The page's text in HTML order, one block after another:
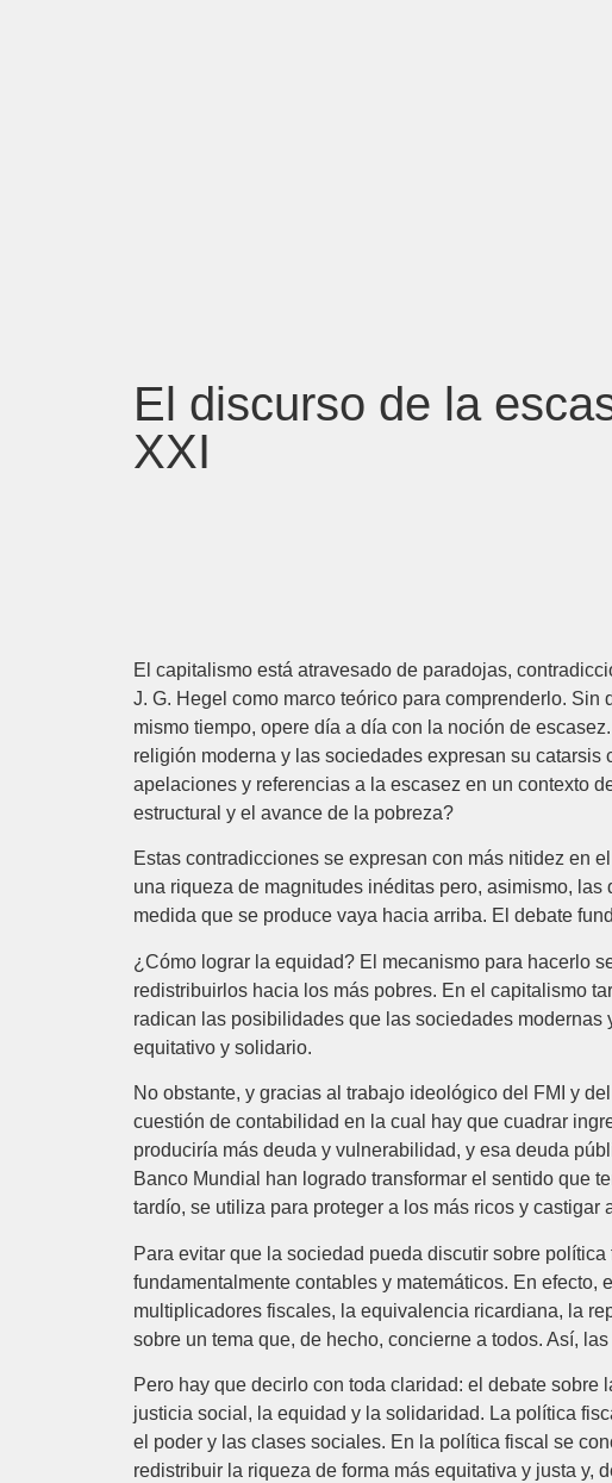
El discurso de la
XXI
El capitalismo está atravesado de paradojas,
J. G. Hegel como marco teórico para comprenderlo.
mismo tiempo, opere día a día con la noción de
religión moderna y las sociedades expresan su
apelaciones y referencias a la escasez en un contexto
estructural y el avance de la pobreza?
Estas contradicciones se expresan con más nitidez en
una riqueza de magnitudes inéditas pero, asimismo,
medida que se produce vaya hacia arriba. El debate
¿Cómo lograr la equidad? El mecanismo para hacerlo
redistribuirlos hacia los más pobres. En el capitalismo
radican las posibilidades que las sociedades
equitativo y solidario.
No obstante, y gracias al trabajo ideológico del FMI y
cuestión de contabilidad en la cual hay que cuadrar
produciría más deuda y vulnerabilidad, y esa deuda
Banco Mundial han logrado transformar el sentido que
tardío, se utiliza para proteger a los más ricos y castigar
Para evitar que la sociedad pueda discutir sobre
fundamentalmente contables y matemáticos. En
multiplicadores fiscales, la equivalencia ricardiana, la
sobre un tema que, de hecho, concierne a todos. Así,
Pero hay que decirlo con toda claridad: el debate
justicia social, la equidad y la solidaridad. La política
el poder y las clases sociales. En la política fiscal se
redistribuir la riqueza de forma más equitativa y justa y,